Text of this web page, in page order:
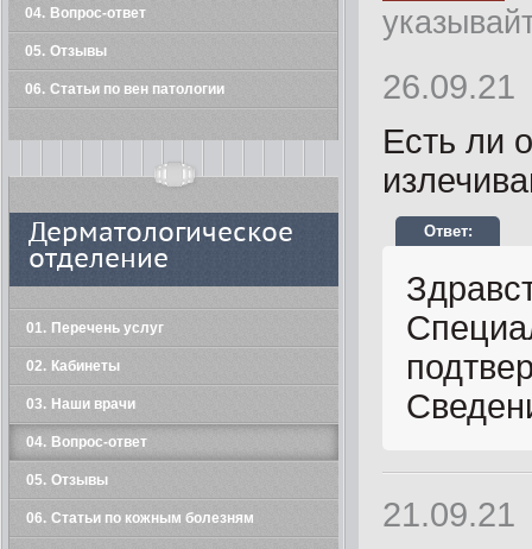
26.09.21
Есть ли
21.09.21
04 Вопрос-ответ
05 Отзывы
06 Статьи по вен патологии
Дерматологическое
отделение
01 Перечень услуг
02 Кабинеты
03 Наши врачи
04 Вопрос-ответ
05 Отзывы
06 Статьи по кожным болезням